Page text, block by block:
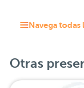
Navega
Otras